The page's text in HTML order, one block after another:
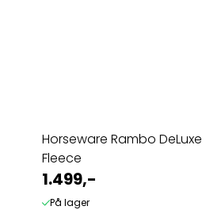
Horseware Rambo DeLuxe
Fleece
1.499,-
På lager